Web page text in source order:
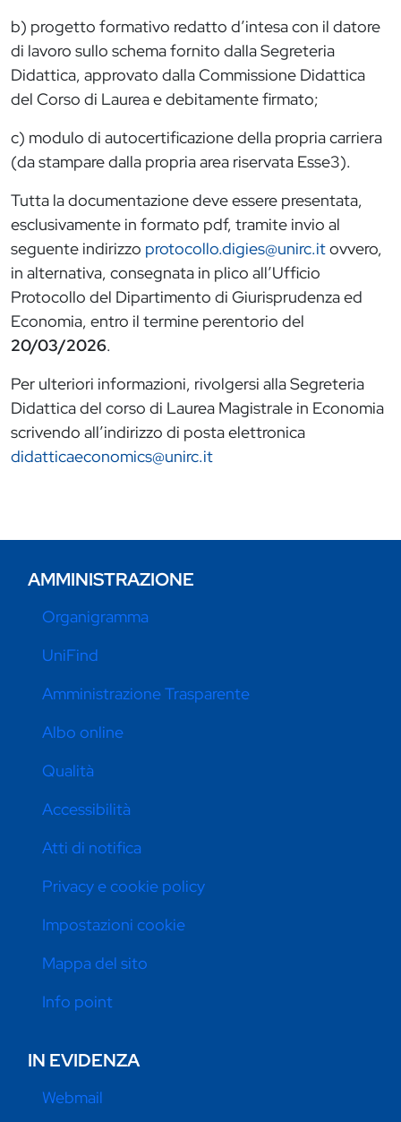
b) progetto formativo redatto d’intesa con il datore
di lavoro sullo schema fornito dalla Segreteria
Didattica, approvato dalla Commissione Didattica
del Corso di Laurea e debitamente firmato;
c) modulo di autocertificazione della propria carriera
(da stampare dalla propria area riservata Esse3).
Tutta la documentazione deve essere presentata,
esclusivamente in formato pdf, tramite invio al
seguente indirizzo protocollo.digies@unirc.itovvero,
in alternativa, consegnata in plico all’Ufficio
Protocollo del Dipartimento di Giurisprudenza ed
Economia, entro il termine perentorio del
20/03/2026.
Per ulteriori informazioni, rivolgersi alla Segreteria
Didattica del corso di Laurea Magistrale in Economia
scrivendo all’indirizzo di posta elettronica
didatticaeconomics@unirc.it
AMMINISTRAZIONE
Organigramma
UniFind
Amministrazione Trasparente
Albo online
Qualità
Accessibilità
Atti di notifica
Privacy e cookie policy
Impostazioni cookie
Mappa del sito
Info point
IN EVIDENZA
Webmail